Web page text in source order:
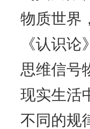
物质世界
《认识
思维信号
现实生活
不同的规